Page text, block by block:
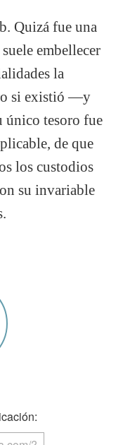
Quizá fue una
embellecer
la
si existió —y
único tesoro fue
de que
los custodios
su invariable